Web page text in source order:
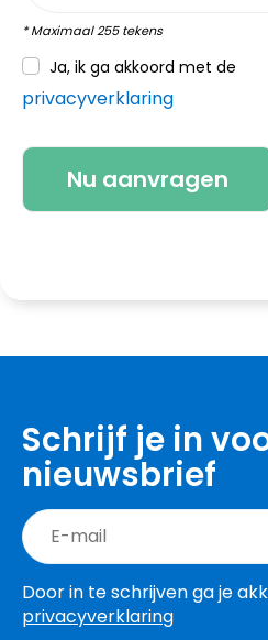
* Maximaal 255 tekens
Ja, ik ga akkoord met de
privacyverklaring
Schrijf je in
nieuwsbrief
Door in te schrijven ga je
privacyverklaring